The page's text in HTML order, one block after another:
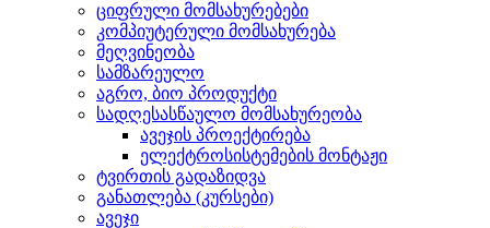
ციფრული მომსახურებები
კომპიუტერული მომსახურება
მეღვინეობა
სამზარეულო
აგრო, ბიო პროდუქტი
სადღესასწაულო მომსახურეობა
ავეჯის პროექტირება
ელექტროსისტემების მონტაჟი
ტვირთის გადაზიდვა
განათლება (კურსები)
ავეჯი